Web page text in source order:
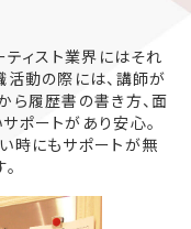
ティスト業界にはそれ
活動の際には、講師が
ら履歴書の書き方、面
ポートがあり安心。
時にもサポートが無